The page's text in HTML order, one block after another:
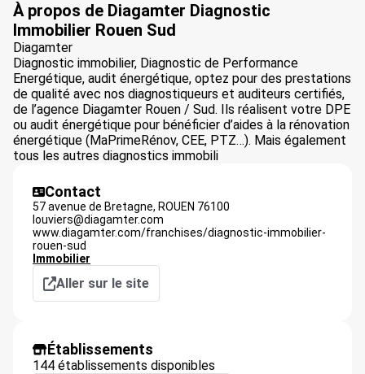
À propos de Diagamter Diagnostic
Immobilier Rouen Sud
Diagamter
Diagnostic immobilier, Diagnostic de Performance
Energétique, audit énergétique, optez pour des prestations
de qualité avec nos diagnostiqueurs et auditeurs certifiés,
de l’agence Diagamter Rouen / Sud. Ils réalisent votre DPE
ou audit énergétique pour bénéficier d’aides à la rénovation
énergétique (MaPrimeRénov, CEE, PTZ…). Mais également
tous les autres diagnostics immobili
Contact
57 avenue de Bretagne, ROUEN 76100
louviers@diagamter.com
www.diagamter.com/franchises/diagnostic-immobilier-
rouen-sud
Immobilier
Aller sur le site
Établissements
144 établissements disponibles